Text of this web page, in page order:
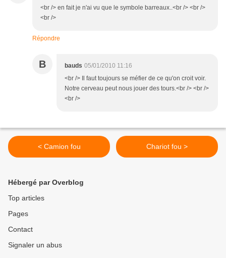
<br /> en fait je n'ai vu que le symbole barreaux..<br /> <br />
<br />
Répondre
B bauds 05/01/2010 11:16
<br /> Il faut toujours se méfier de ce qu'on croit voir.
Notre cerveau peut nous jouer des tours.<br /> <br />
<br />
< Camion fou Chariot fou >
Hébergé par Overblog
Top articles
Pages
Contact
Signaler un abus